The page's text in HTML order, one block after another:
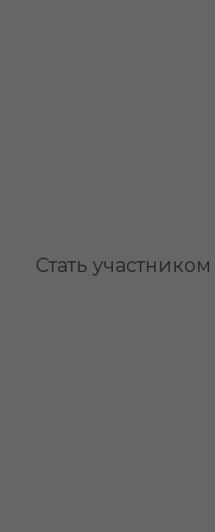
Стать участником